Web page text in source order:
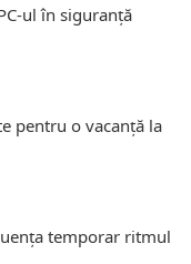
ul în siguranță
pentru o vacanță la
temporar ritmul